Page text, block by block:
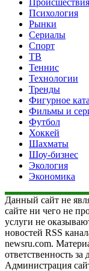
Психология
Рынки
Сериалы
Спорт
ТВ
Теннис
Технологии
Тренды
Фигурное
Фильмы и
Футбол
Хоккей
Шахматы
Шоу-бизнес
Экология
Экономика
Данный сайт не
сайте ни чего не
услуги не
новостей RSS
newsru.com.
ответственность
Администрация